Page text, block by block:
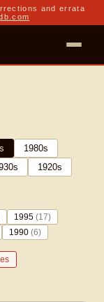
and errata
s 1980s
s 1920s
1995 (17)
1990 (6)